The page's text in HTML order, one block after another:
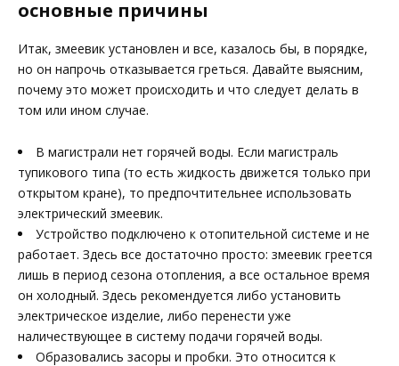
основные причины
Итак, змеевик установлен и все, казалось бы, в порядке,
но он напрочь отказывается греться. Давайте выясним,
почему это может происходить и что следует делать в
том или ином случае.
В магистрали нет горячей воды. Если магистраль
тупикового типа (то есть жидкость движется только при
открытом кране), то предпочтительнее использовать
электрический змеевик.
Устройство подключено к отопительной системе и не
работает. Здесь все достаточно просто: змеевик греется
лишь в период сезона отопления, а все остальное время
он холодный. Здесь рекомендуется либо установить
электрическое изделие, либо перенести уже
наличествующее в систему подачи горячей воды.
Образовались засоры и пробки. Это относится к